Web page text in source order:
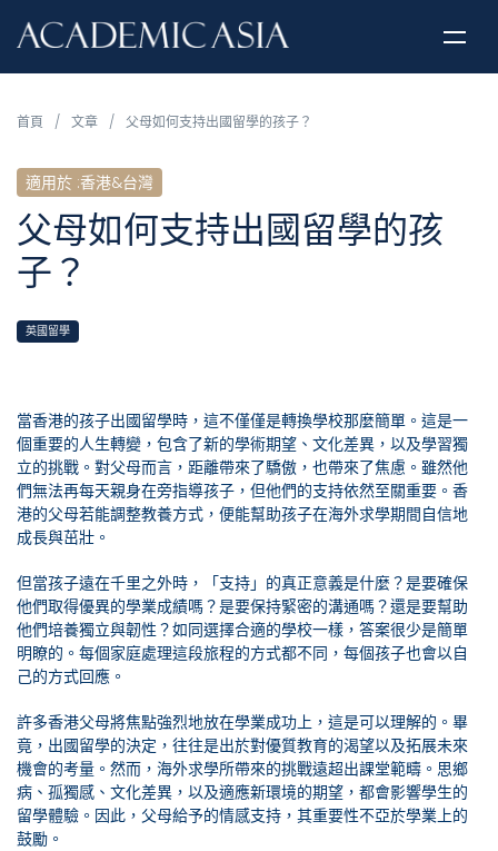
首頁 / 文章 / 父母如何支持出國留學的孩子？
適用於 :香港&台灣
父母如何支持出國留學的孩
子？
英國留學
當香港的孩子出國留學時，這不僅僅是轉換學校那麼簡單。這是一
個重要的人生轉變，包含了新的學術期望、文化差異，以及學習獨
立的挑戰。對父母而言，距離帶來了驕傲，也帶來了焦慮。雖然他
們無法再每天親身在旁指導孩子，但他們的支持依然至關重要。香
港的父母若能調整教養方式，便能幫助孩子在海外求學期間自信地
成長與茁壯。
但當孩子遠在千里之外時，「支持」的真正意義是什麼？是要確保
他們取得優異的學業成績嗎？是要保持緊密的溝通嗎？還是要幫助
他們培養獨立與韌性？如同選擇合適的學校一樣，答案很少是簡單
明瞭的。每個家庭處理這段旅程的方式都不同，每個孩子也會以自
己的方式回應。
許多香港父母將焦點強烈地放在學業成功上，這是可以理解的。畢
竟，出國留學的決定，往往是出於對優質教育的渴望以及拓展未來
機會的考量。然而，海外求學所帶來的挑戰遠超出課堂範疇。思鄉
病、孤獨感、文化差異，以及適應新環境的期望，都會影響學生的
留學體驗。因此，父母給予的情感支持，其重要性不亞於學業上的
鼓勵。